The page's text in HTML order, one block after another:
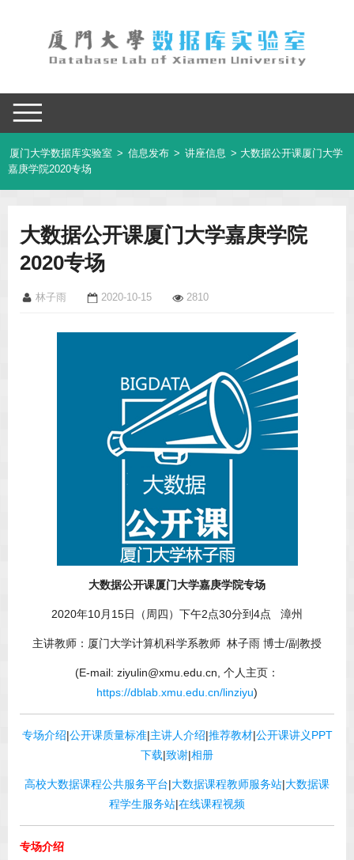
厦门大学数据库实验室 > 信息发布 > 讲座信息 > 大数据公开课厦门大学
嘉庚学院2020专场
大数据公开课厦门大学嘉庚学院
2020专场
林子雨 2020-10-15 2810
大数据公开课厦门大学嘉庚学院专场
2020年10月15日（周四）下午2点30分到4点 漳州
主讲教师：厦门大学计算机科学系教师 林子雨 博士/副教授
(E-mail: ziyulin@xmu.edu.cn, 个人主页：
https://dblab.xmu.edu.cn/linziyu)
专场介绍|公开课质量标准|主讲人介绍|推荐教材|公开课讲义PPT
下载|致谢|相册
高校大数据课程公共服务平台|大数据课程教师服务站|大数据课
程学生服务站|在线课程视频
专场介绍